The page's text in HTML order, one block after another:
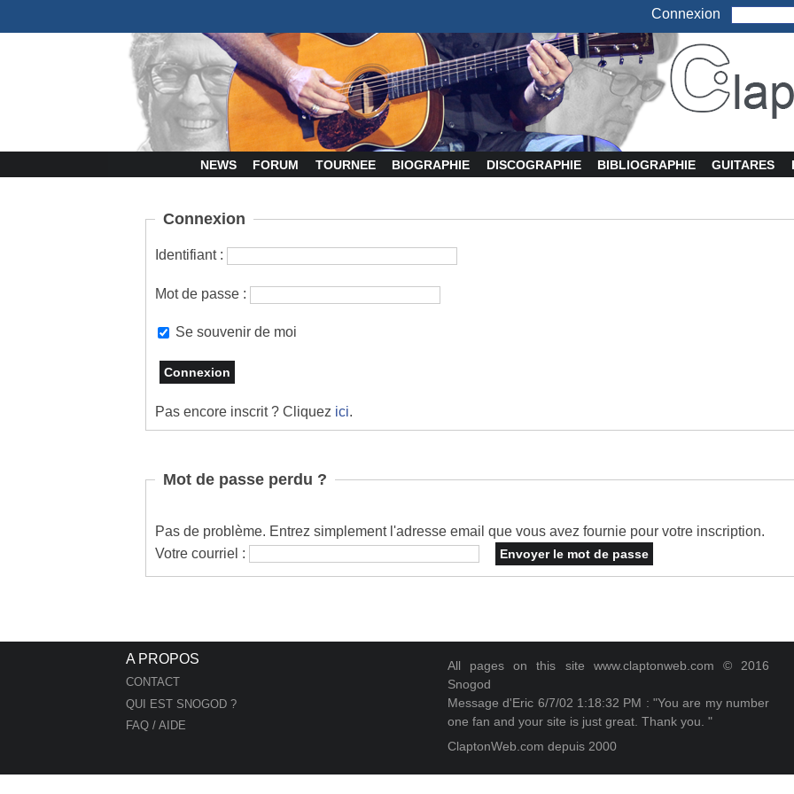
Connexion
NEWS FORUM TOURNEE BIOGRAPHIE DISCOGRAPHIE BIBLIOGRAPHIE GUITARES
Connexion
Identifiant :
Mot de passe :
Se souvenir de moi
Pas encore inscrit ? Cliquez ici.
Mot de passe perdu ?
Pas de problème. Entrez simplement l'adresse email que vous avez fournie pour votre inscription.
Votre courriel :
A PROPOS
CONTACT
QUI EST SNOGOD ?
FAQ / AIDE
All pages on this site www.claptonweb.com © 2016
Snogod
Message d'Eric 6/7/02 1:18:32 PM : "You are my number
one fan and your site is just great. Thank you. "
ClaptonWeb.com depuis 2000